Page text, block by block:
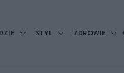
STYL ZDROWIE